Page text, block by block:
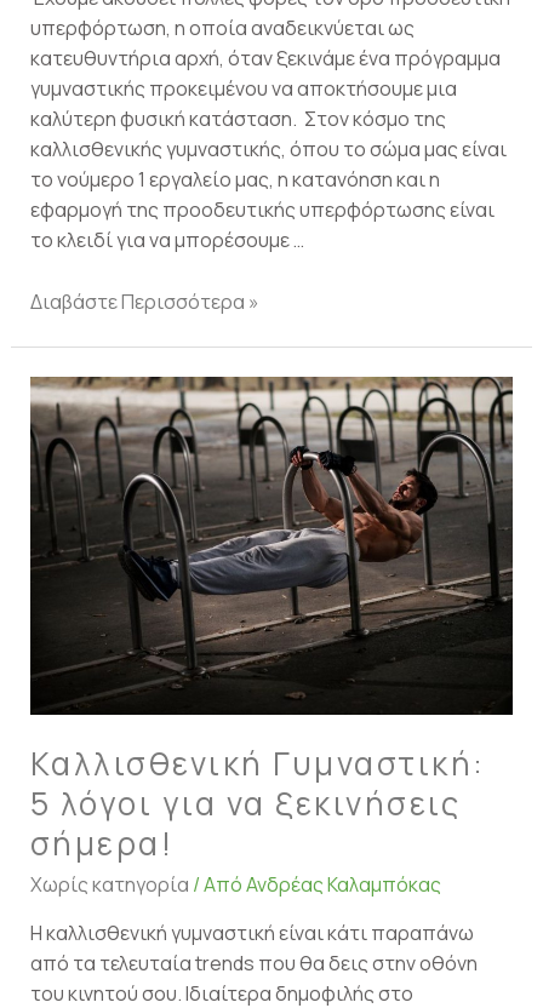
υπερφόρτωση, η οποία αναδεικνύεται ως
κατευθυντήρια αρχή, όταν ξεκινάμε ένα πρόγραμμα
γυμναστικής προκειμένου να αποκτήσουμε μια
καλύτερη φυσική κατάσταση. Στον κόσμο της
καλλισθενικής γυμναστικής, όπου το σώμα μας είναι
το νούμερο 1 εργαλείο μας, η κατανόηση και η
εφαρμογή της προοδευτικής υπερφόρτωσης είναι
το κλειδί για να μπορέσουμε …
Διαβάστε Περισσότερα »
Καλλισθενική Γυμναστική:
5 λόγοι για να ξεκινήσεις
σήμερα!
Χωρίς κατηγορία / ΑπόΑνδρέας Καλαμπόκας
Η καλλισθενική γυμναστική είναι κάτι παραπάνω
από τα τελευταία trends που θα δεις στην οθόνη
του κινητού σου. Ιδιαίτερα δημοφιλής στο
Καλλισθενική
Γυμναστική:
5
λόγοι
για
ξεκινήσεις